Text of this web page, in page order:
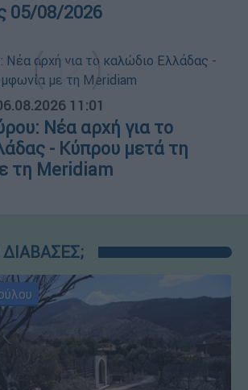
05/08/2026
11:01
Νέα αρχή για το
- Κύπρου μετά τη
τη Meridiam